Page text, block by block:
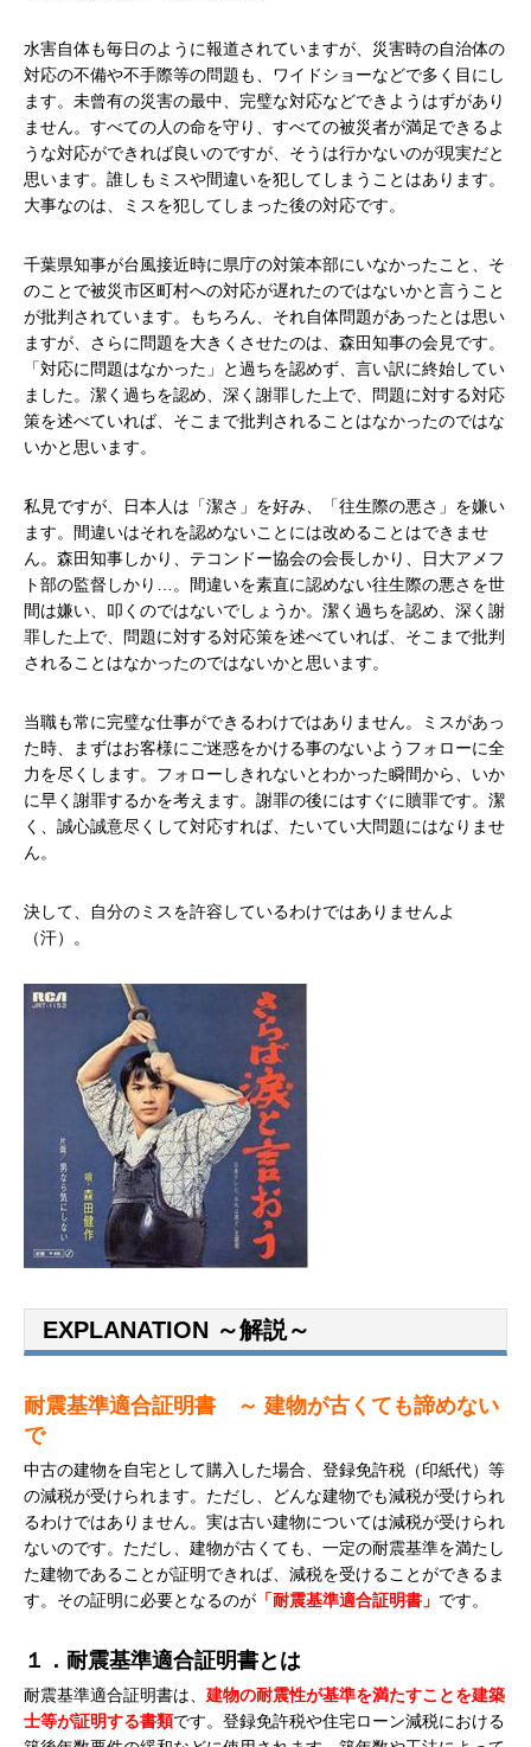
水害自体も毎日のように報道されていますが、災害時の自治体の
対応の不備や不手際等の問題も、ワイドショーなどで多く目にし
ます。未曾有の災害の最中、完璧な対応などできようはずがあり
ません。すべての人の命を守り、すべての被災者が満足できるよ
うな対応ができれば良いのですが、そうは行かないのが現実だと
思います。誰しもミスや間違いを犯してしまうことはあります。
大事なのは、ミスを犯してしまった後の対応です。
千葉県知事が台風接近時に県庁の対策本部にいなかったこと、そ
のことで被災市区町村への対応が遅れたのではないかと言うこと
が批判されています。もちろん、それ自体問題があったとは思い
ますが、さらに問題を大きくさせたのは、森田知事の会見です。
「対応に問題はなかった」と過ちを認めず、言い訳に終始してい
ました。潔く過ちを認め、深く謝罪した上で、問題に対する対応
策を述べていれば、そこまで批判されることはなかったのではな
いかと思います。
私見ですが、日本人は「潔さ」を好み、「往生際の悪さ」を嫌い
ます。間違いはそれを認めないことには改めることはできませ
ん。森田知事しかり、テコンドー協会の会長しかり、日大アメフ
ト部の監督しかり…。間違いを素直に認めない往生際の悪さを世
間は嫌い、叩くのではないでしょうか。潔く過ちを認め、深く謝
罪した上で、問題に対する対応策を述べていれば、そこまで批判
されることはなかったのではないかと思います。
当職も常に完璧な仕事ができるわけではありません。ミスがあっ
た時、まずはお客様にご迷惑をかける事のないようフォローに全
力を尽くします。フォローしきれないとわかった瞬間から、いか
に早く謝罪するかを考えます。謝罪の後にはすぐに贖罪です。潔
く、誠心誠意尽くして対応すれば、たいてい大問題にはなりませ
ん。
決して、自分のミスを許容しているわけではありませんよ
（汗）。
EXPLANATION ～解説～
耐震基準適合証明書
～ 建物が古くても諦めない
で
中古の建物を自宅として購入した場合、登録免許税（印紙代）等
の減税が受けられます。ただし、どんな建物でも減税が受けられ
るわけではありません。実は古い建物については減税が受けられ
ないのです。ただし、建物が古くても、一定の耐震基準を満たし
た建物であることが証明できれば、減税を受けることができるま
す。その証明に必要となるのが 「耐震基準適合証明書」 です。
１．耐震基準適合証明書とは
耐震基準適合証明書は、 建物の耐震性が基準を満たすことを建築
士等が証明する書類です。登録免許税や住宅ローン減税における